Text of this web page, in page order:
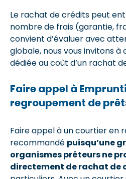
Le rachat de crédits peut
nombre de frais (garantie,
convient d’évaluer avec
globale, nous vous invitons
dédiée au coût d’un rachat
Faire appel à
regroupement de
Faire appel à un courtier en
recommandé puisqu’une
organismes prêteurs ne
directement de rachat de